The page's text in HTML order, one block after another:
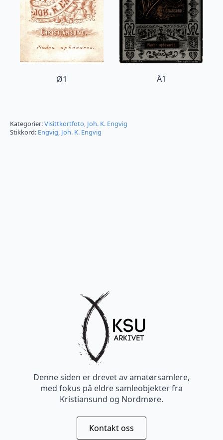
Ø1 Å1
Kategorier:Visittkortfoto, Joh. K. Engvig
Stikkord: Engvig, Joh. K. Engvig
Denne siden er drevet av amatørsamlere,
med fokus på eldre samleobjekter fra
Kristiansund og Nordmøre.
Kontakt oss